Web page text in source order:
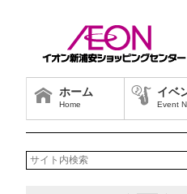
ホーム
Home
イベ
Event